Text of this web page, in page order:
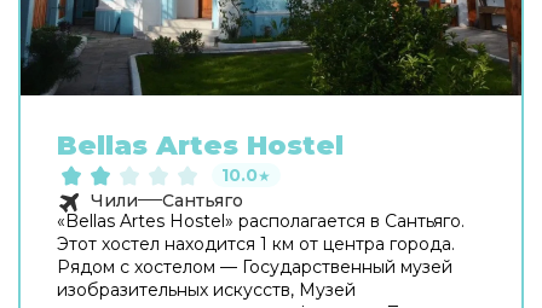
Bellas Artes Hostel
10.0★
Чили
Сантьяго
«Bellas Artes Hostel» располагается в Сантьяго.
Этот хостел находится 1 км от центра города.
Рядом с хостелом — Государственный музей
изобразительных искусств, Музей